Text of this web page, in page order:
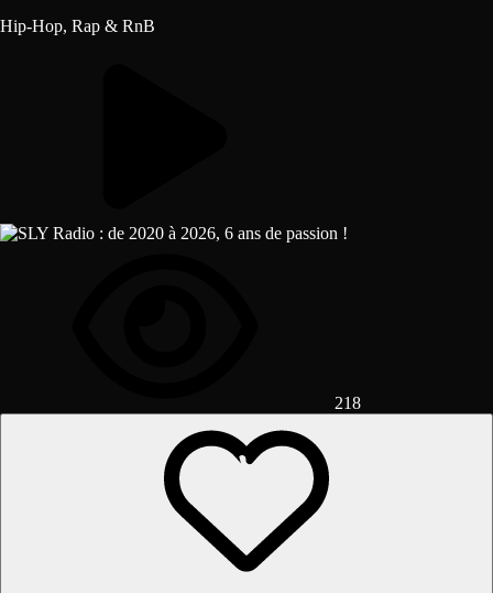
Hip-Hop, Rap & RnB
218